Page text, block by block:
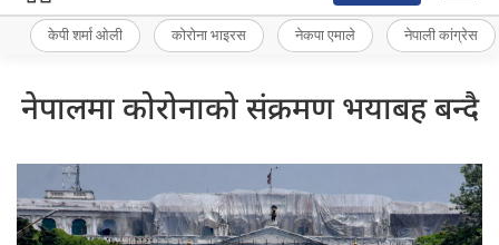
केपी शर्मा ओली कोरोना भाइरस नेकपा एमाले नेपाली कांग्रेस
नेपालमा कोरोनाको संक्रमण भयाबह बन्दै